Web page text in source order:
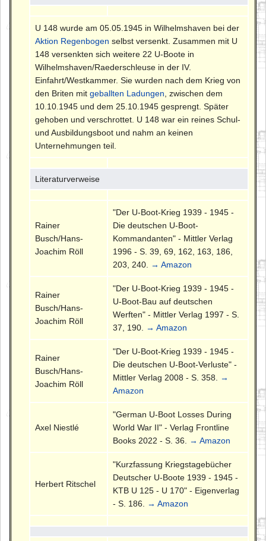
U 148 wurde am 05.05.1945 in Wilhelmshaven bei der
Aktion Regenbogen selbst versenkt. Zusammen mit U
148 versenkten sich weitere 22 U-Boote in
Wilhelmshaven/Raederschleuse in der IV.
Einfahrt/Westkammer. Sie wurden nach dem Krieg von
den Briten mitgeballten Ladungen , zwischen dem
10.10.1945 und dem 25.10.1945 gesprengt. Später
gehoben und verschrottet. U 148 war ein reines Schul-
und Ausbildungsboot und nahm an keinen
Unternehmungen teil.
Literaturverweise
Rainer
Busch/Hans-
Joachim Röll
"Der U-Boot-Krieg 1939 - 1945 -
Die deutschen U-Boot-
Kommandanten" - Mittler Verlag
1996 - S. 39, 69, 162, 163, 186,
203, 240.
→ Amazon
Rainer
Busch/Hans-
Joachim Röll
"Der U-Boot-Krieg 1939 - 1945 -
U-Boot-Bau auf deutschen
Werften" - Mittler Verlag 1997 - S.
37, 190.
→ Amazon
Rainer
Busch/Hans-
Joachim Röll
"Der U-Boot-Krieg 1939 - 1945 -
Die deutschen U-Boot-Verluste" -
Mittler Verlag 2008 - S. 358.
→
Amazon
Axel Niestlé
"German U-Boot Losses During
World War II" - Verlag Frontline
Books 2022 - S. 36.
→ Amazon
Herbert Ritschel
"Kurzfassung Kriegstagebücher
Deutscher U-Boote 1939 - 1945 -
KTB U 125 - U 170" - Eigenverlag
- S. 186.
→ Amazon